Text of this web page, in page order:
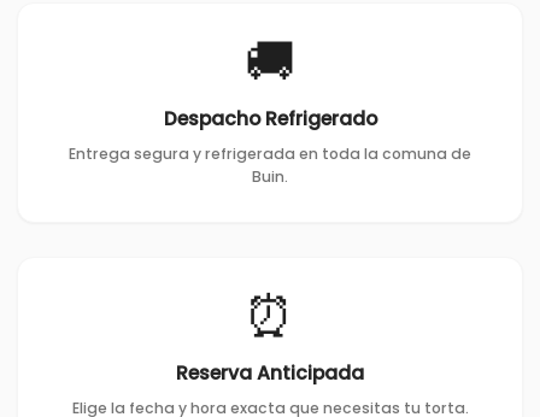
🚚
Despacho Refrigerado
Entrega segura y refrigerada en toda la comuna de
Buin.
⏰
Reserva Anticipada
Elige la fecha y hora exacta que necesitas tu torta.